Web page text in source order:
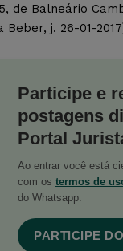
de Balneário
j. 26-01-
Participe e
postagens
Portal
Ao entrar você está
com os termos de
do Whatsapp.
PARTICIPE